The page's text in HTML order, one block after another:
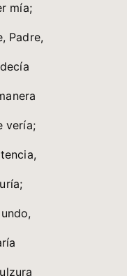
mía;
Padre,
vería;